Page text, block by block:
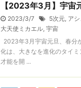
【2023年3月】宇宙
2023/3/7 5次元, ア
大天使ミカエル, 宇宙
2023年3月宇宙元旦、春分
化は、大きなを進化のタイ
才能を開 ...